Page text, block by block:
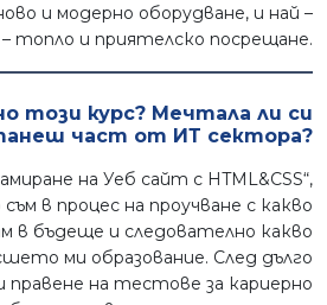
и модерно оборудване, и най –
топло и приятелско посрещане.
този курс? Мечтала ли си
част от ИТ сектора?
на Уеб сайт с HTML&CSS“,
в процес на проучване с какво
в бъдеще и следователно какво
ми образование. След дълго
правене на тестове за кариерно